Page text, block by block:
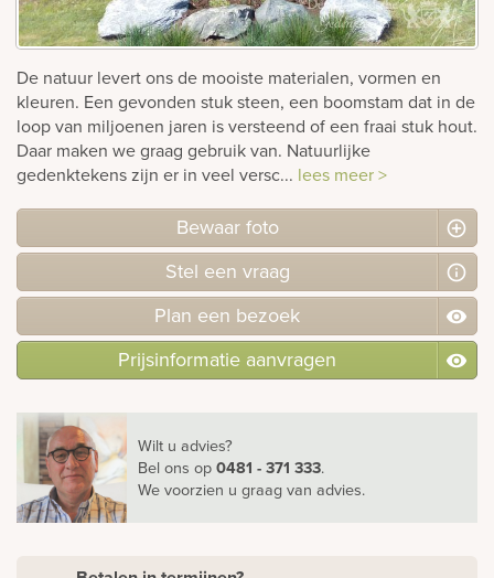
De natuur levert ons de mooiste materialen, vormen en
kleuren. Een gevonden stuk steen, een boomstam dat in de
loop van miljoenen jaren is versteend of een fraai stuk hout.
Daar maken we graag gebruik van. Natuurlijke
gedenktekens zijn er in veel versc... lees meer >
Bewaar foto
Stel een vraag
Plan een bezoek
Prijsinformatie aanvragen
Wilt u advies?
Bel ons op0481 - 371 333.
We voorzien u graag van advies.